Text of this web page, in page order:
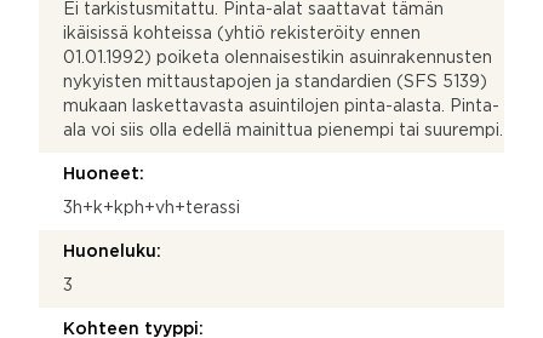
Ei tarkistusmitattu. Pinta-alat saattavat tämän
ikäisissä kohteissa (yhtiö rekisteröity ennen
01.01.1992) poiketa olennaisestikin asuinrakennusten
nykyisten mittaustapojen ja standardien (SFS 5139)
mukaan laskettavasta asuintilojen pinta-alasta. Pinta-
ala voi siis olla edellä mainittua pienempi tai suurempi.
Huoneet:
3h+k+kph+vh+terassi
Huoneluku:
3
Kohteen tyyppi: